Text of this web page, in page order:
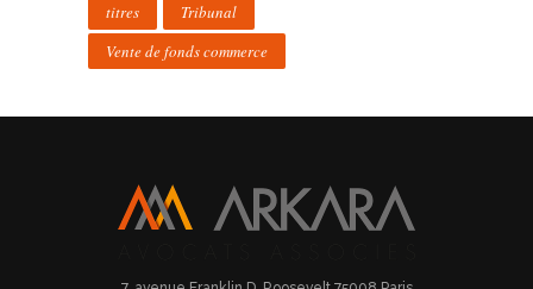
titres
Tribunal
Vente de fonds commerce